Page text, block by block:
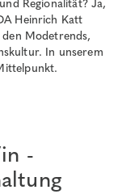
Regionalität? Ja,
Heinrich Katt
Modetrends,
In unserem
-